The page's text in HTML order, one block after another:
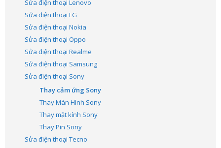
Sửa điện thoại Lenovo
Sửa điện thoại LG
Sửa điện thoại Nokia
Sửa điện thoại Oppo
Sửa điện thoại Realme
Sửa điện thoại Samsung
Sửa điện thoại Sony
Thay cảm ứng Sony
Thay Màn Hình Sony
Thay mặt kính Sony
Thay Pin Sony
Sửa điện thoại Tecno